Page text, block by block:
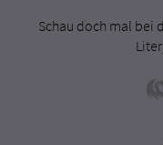
Schau doch mal bei